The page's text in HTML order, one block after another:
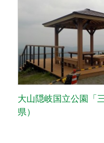
大山隠岐国立公園「
県）